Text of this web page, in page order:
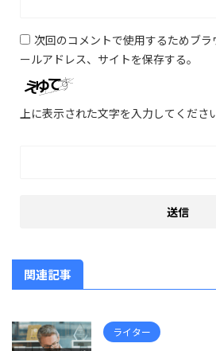
次回のコメントで使用するためブ
ールアドレス、サイトを保存する。
上に表示された文字を入力してくださ
関連記事
ライター